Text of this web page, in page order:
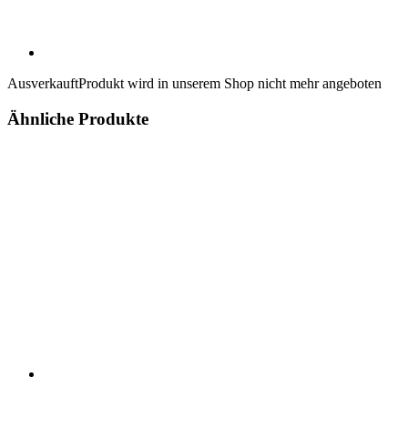
AusverkauftProdukt wird in unserem Shop nicht mehr angeboten
Ähnliche Produkte